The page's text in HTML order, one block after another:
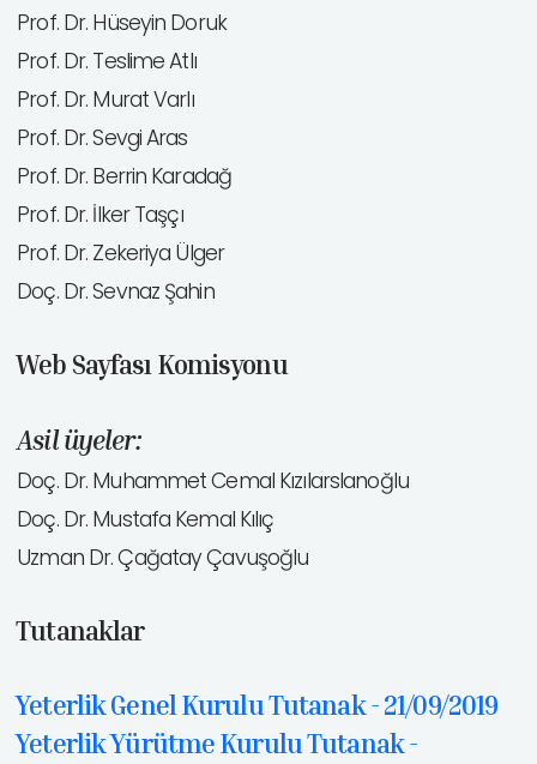
Prof. Dr. Hüseyin Doruk
Prof. Dr. Teslime Atlı
Prof. Dr. Murat Varlı
Prof. Dr. Sevgi Aras
Prof. Dr. Berrin Karadağ
Prof. Dr. İlker Taşçı
Prof. Dr. Zekeriya Ülger
Doç. Dr. Sevnaz Şahin
Web Sayfası Komisyonu
Asil üyeler:
Doç. Dr. Muhammet Cemal Kızılarslanoğlu
Doç. Dr. Mustafa Kemal Kılıç
Uzman Dr. Çağatay Çavuşoğlu
Tutanaklar
Yeterlik Genel Kurulu Tutanak - 21/09/2019
Yeterlik Yürütme Kurulu Tutanak -